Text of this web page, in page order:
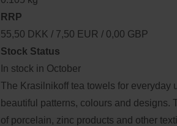
RRP
55,50 DKK / 7,50 EUR / 0,00 GBP
Stock Status
In stock in October
The Krasilnikoff tea towels for everyday
beautiful patterns, colours and
of porcelain, zinc products and other